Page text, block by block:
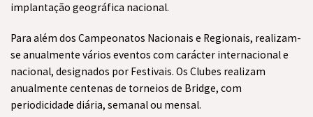
implantação geográfica nacional.
Para além dos Campeonatos Nacionais e Regionais, realizam-
se anualmente vários eventos com carácter internacional e
nacional, designados por Festivais. Os Clubes realizam
anualmente centenas de torneios de Bridge, com
periodicidade diária, semanal ou mensal.